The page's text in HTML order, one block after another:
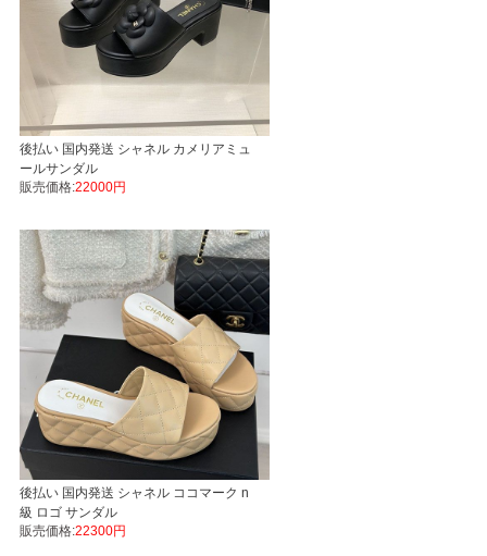
後払い 国内発送 シャネル カメリアミュ
ールサンダル
販売価格:22000円
後払い 国内発送 シャネル ココマーク n
級 ロゴ サンダル
販売価格:22300円